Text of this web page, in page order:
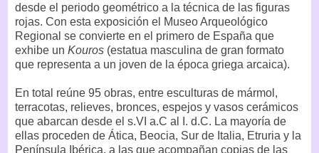
desde el periodo geométrico a la técnica de las figuras
rojas. Con esta exposición el Museo Arqueológico
Regional se convierte en el primero de España que
exhibe un Kouros (estatua masculina de gran formato
que representa a un joven de la época griega arcaica).
En total reúne 95 obras, entre esculturas de mármol,
terracotas, relieves, bronces, espejos y vasos cerámicos
que abarcan desde el s.VI a.C al I. d.C. La mayoría de
ellas proceden de Ática, Beocia, Sur de Italia, Etruria y la
Península Ibérica, a las que acompañan copias de las